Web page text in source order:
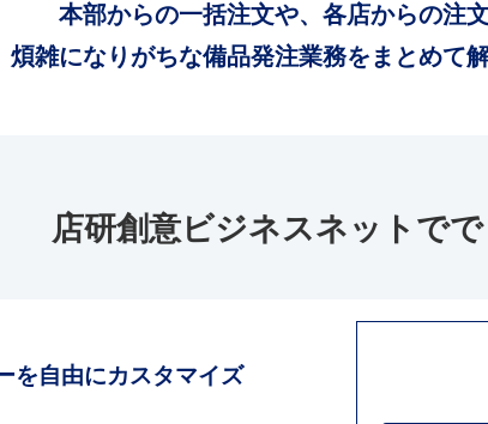
本部からの一括注文や、各店からの注文
煩雑になりがちな備品発注業務をまとめて
店研創意ビジネスネットで
を自由にカスタマイズ